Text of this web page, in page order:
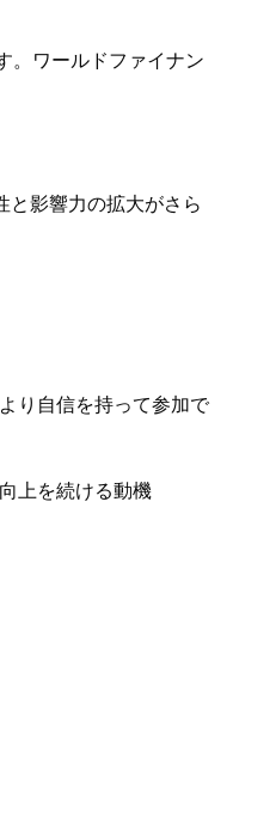
。ワールドファイナン
影響力の拡大がさら
り自信を持って参加で
上を続ける動機